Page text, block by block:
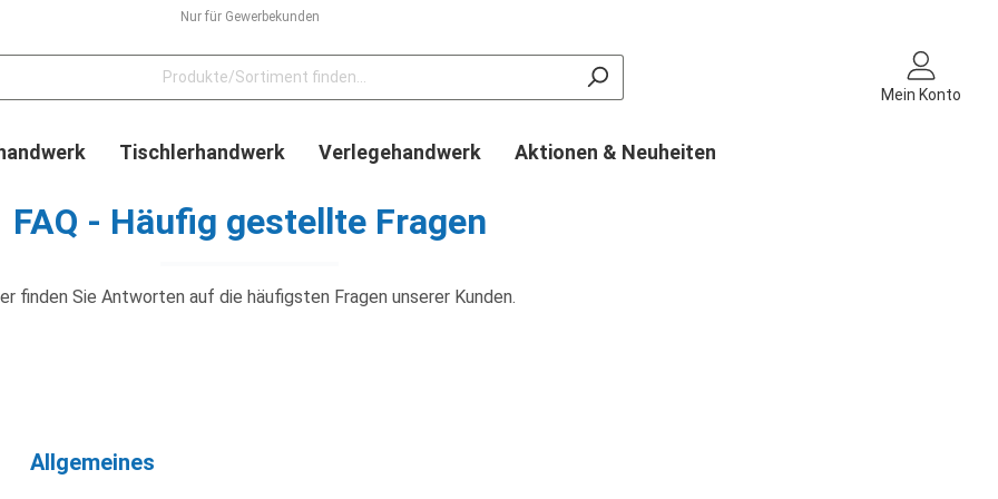
Nur für Gewerbekunden
Mein Konto
Tischlerhandwerk Verlegehandwerk Aktionen & Neuheiten
FAQ - Häufig gestellte Fragen
finden Sie Antworten auf die häufigsten Fragen unserer Kunden.
Allgemeines